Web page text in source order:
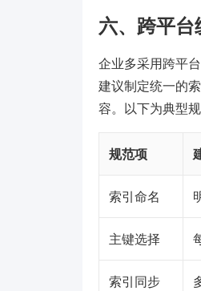
六、跨平
企业多采用跨平
建议制定统一的
容。以下为典型
规范项
索引命名
主键选择
索引同步